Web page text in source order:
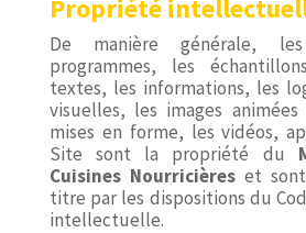
Propriété
De manière générale,
programmes, les
textes, les informations, les
visuelles, les images
mises en forme, les vidéos,
Site sont la propriété du
Cuisines Nourricières et
titre par les dispositions du
intellectuelle.